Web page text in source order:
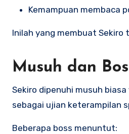
Kemampuan membaca
Inilah yang membuat Sekiro
Musuh dan
Sekiro dipenuhi musuh
sebagai ujian keterampilan
Beberapa boss menuntut: